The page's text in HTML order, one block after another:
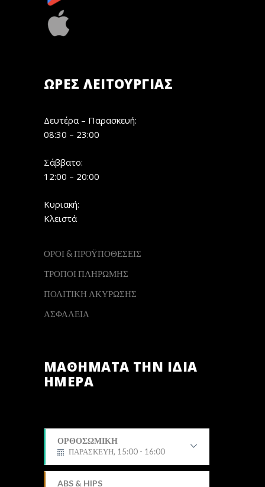
ΏΡΕΣ ΛΕΙΤΟΥΡΓΊΑΣ
Δευτέρα – Παρασκευή:
08:30 – 23:00
Σάββατο:
12:00 – 20:00
Κυριακή:
Κλειστά
ΟΡΟΙ & ΠΡΟΫΠΟΘΕΣΕΙΣ
ΤΡΟΠΟΙ ΠΛΗΡΩΜΗΣ
ΠΟΛΙΤΙΚΗ ΑΚΥΡΩΣΗΣ
ΑΣΦΑΛΕΙΑ
ΜΑΘΗΜΑΤΑ ΤΗΝ ΙΔΙΑ
ΗΜΕΡΑ
ΟΡΘΟΣΩΜΙΚΗ
ΠΑΡΑΣΚΕΥΗ, 15:00 - 16:00
ABS & HIPS